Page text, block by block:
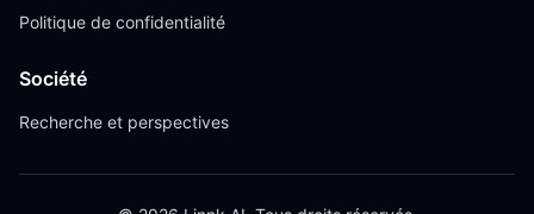
Politique de confidentialité
Société
Recherche et perspectives